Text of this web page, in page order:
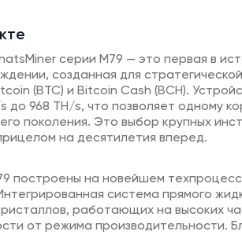
серии M79 — это первая в
созданная для
(BTC) и Bitcoin Cash (BCH).
до 968 TH/s, что позволяет одному
поколения. Это выбор крупных
на десятилетия вперед.
построены на новейшем
система прямого
работающих на высоких
от режима производительности.